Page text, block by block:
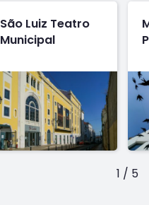
São Luiz Teatro
Municipal
1 / 5